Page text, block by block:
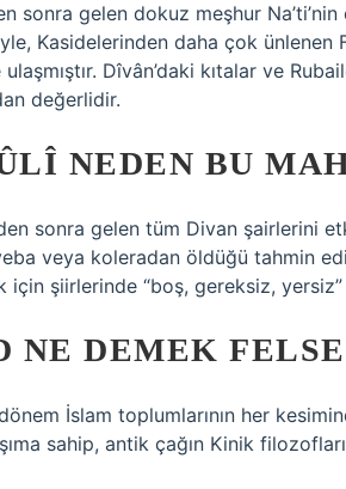
sonra gelen dokuz meşhur
Kasidelerinden daha çok
Dîvân’daki kıtalar ve
değerlidir.
NEDEN BU
sonra gelen tüm Divan şairlerini
veya koleradan öldüğü tahmin
için şiirlerinde “boş, gereksiz, yersiz”
NE DEMEK
İslam toplumlarının her
sahip, antik çağın Kinik